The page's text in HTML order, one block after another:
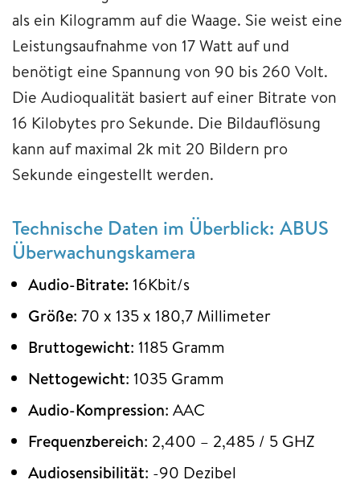
als ein Kilogramm auf die Waage. Sie weist eine
Leistungsaufnahme von 17 Watt auf und
benötigt eine Spannung von 90 bis 260 Volt.
Die Audioqualität basiert auf einer Bitrate von
16 Kilobytes pro Sekunde. Die Bildauflösung
kann auf maximal 2k mit 20 Bildern pro
Sekunde eingestellt werden.
‎Technische Daten im Überblick: ABUS
Überwachungskamera
Audio-Bitrate: 16Kbit/s
Größe: 70 x 135 x 180,7 Millimeter
Bruttogewicht: 1185 Gramm
Nettogewicht: 1035 Gramm
Audio-Kompression: AAC
Frequenzbereich: 2,400 – 2,485 / 5 GHZ
Audiosensibilität: -90 Dezibel